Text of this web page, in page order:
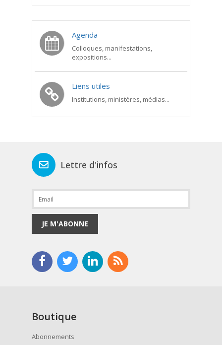
Agenda
Colloques, manifestations,
expositions...
Liens utiles
Institutions, ministères, médias...
Lettre d'infos
JE M'ABONNE
Boutique
Abonnements